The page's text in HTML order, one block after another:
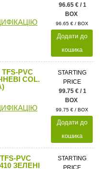
96.65 € / 1
BOX
96.65 € / BOX
Додати до
кошика
PVC
COL.
STARTING
PRICE
99.75 € / 1
BOX
99.75 € / BOX
Додати до
кошика
PVC
ЗЕЛЕНІ
STARTING